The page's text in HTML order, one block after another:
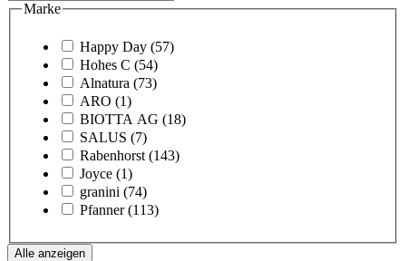
Marke
Happy Day (57)
Hohes C (54)
Alnatura (73)
ARO (1)
BIOTTA AG (18)
SALUS (7)
Rabenhorst (143)
Joyce (1)
granini (74)
Pfanner (113)
Alle anzeigen